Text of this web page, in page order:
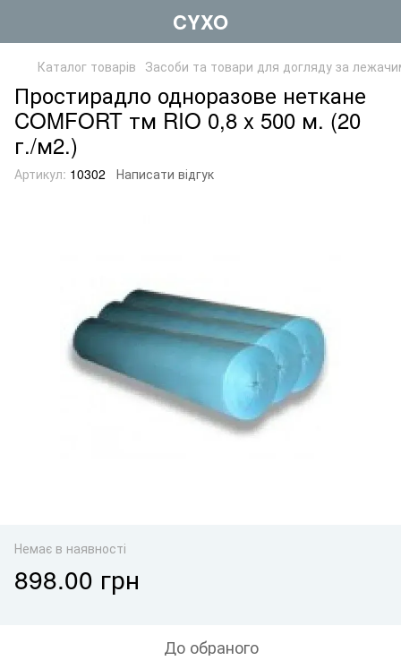
CYXO
Каталог товарів Засоби та товари для догляду за
Простирадло одноразове неткане
COMFORT тм RIO 0,8 x 500 м. (20
г./м2.)
Артикул: 10302 Написати відгук
Немає в наявності
898.00 грн
До обраного